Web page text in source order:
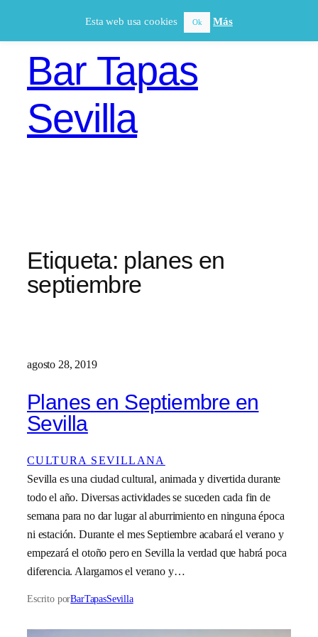
Bar Tapas
Sevilla
Etiqueta: planes en
septiembre
agosto 28, 2019
Planes en Septiembre en
Sevilla
CULTURA SEVILLANA
Sevilla es una ciudad cultural, animada y divertida durante
todo el año. Diversas actividades se suceden cada fin de
semana para no dar lugar al aburrimiento en ninguna época
ni estación. Durante el mes Septiembre acabará el verano y
empezará el otoño pero en Sevilla la verdad que habrá poca
diferencia. Alargamos el verano y…
Escrito porBarTapasSevilla
Esta web usa cookies Ok Más